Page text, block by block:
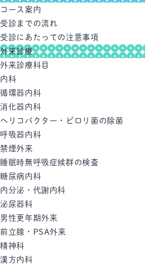
コース案内
受診までの流れ
受診にあたっての注意事項
外来診療
外来診療科目
内科
循環器内科
消化器内科
ヘリコバクター・ピロリ菌の除菌
呼吸器内科
禁煙外来
睡眠時無呼吸症候群の検査
糖尿病内科
内分泌・代謝内科
泌尿器科
男性更年期外来
前立腺・PSA外来
精神科
漢方内科